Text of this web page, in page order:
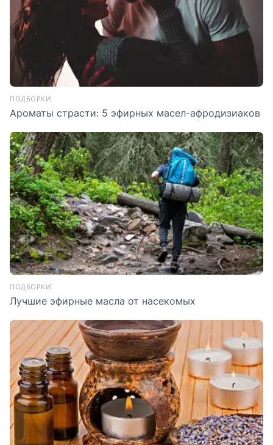
ПОДБОРКИ
Ароматы страсти: 5 эфирных масел-афродизиаков
ПОДБОРКИ
Лучшие эфирные масла от насекомых